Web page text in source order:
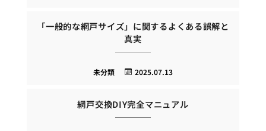
「一般的な網戸サイズ」に関するよくある誤解と
真実
2025.07.13
未分類
網戸交換DIY完全マニュアル